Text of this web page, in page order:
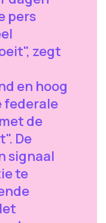
pers
zegt
en hoog
federale
de
De
signaal
te